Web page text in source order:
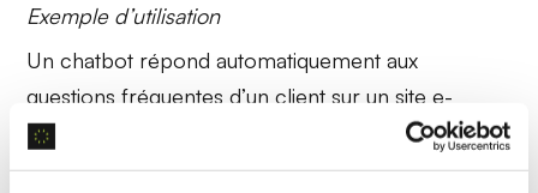
Exemple d’utilisation
Un chatbot répond automatiquement aux
questions fréquentes d’un client sur un site e-
commerce, améliorant ainsi la
satisfaction client.